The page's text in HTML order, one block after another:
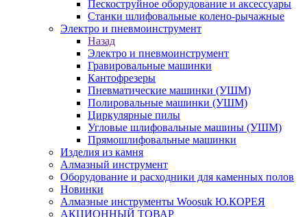
Пескоструйное оборудование и аксессуары
Станки шлифовальные колено-рычажные
Электро и пневмоинструмент
Назад
Электро и пневмоинструмент
Гравировальные машинки
Кантофрезеры
Пневматические машинки (УШМ)
Полировальные машинки (УШМ)
Циркулярные пилы
Угловые шлифовальные машины (УШМ)
Прямошлифовальные машинки
Изделия из камня
Алмазный инструмент
Оборудование и расходники для каменных полов
Новинки
Алмазные инструменты Woosuk Ю.КОРЕЯ
АКЦИОННЫЙ ТОВАР